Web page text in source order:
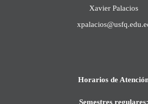
Xavier Palacios
Horarios de
Semestres regulares: